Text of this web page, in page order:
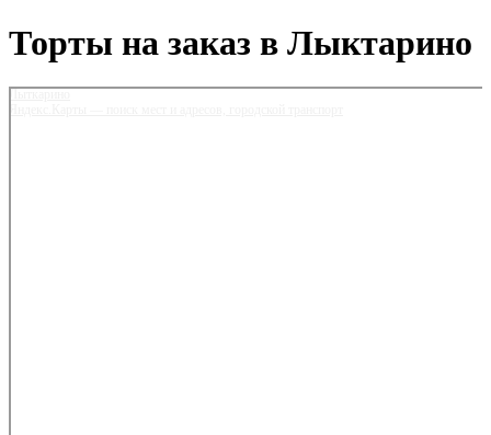
Торты на заказ в Лыктарино